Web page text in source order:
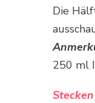
Die
250 ml